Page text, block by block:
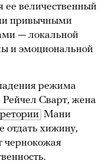
ее величественный
привычными
— локальной
и эмоциональной
режима
Сварт, жена
Мани
отдать хижину,
чернокожая